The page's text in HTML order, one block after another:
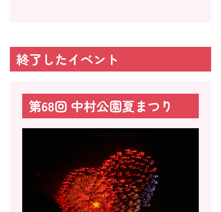
終了したイベント
第68回 中村公園夏まつり